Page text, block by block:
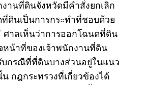
งานที่ดินจังหวัดมีคำสั่งยกเลิก
ดินเป็นการกระทำที่ชอบด้วย
ศาลเห็นว่าการออกโฉนดที่ดิน
หน้าที่ของเจ้าพนักงานที่ดิน
บกรณีที่ที่ดินบางส่วนอยู่ในแนว
กฎกระทรวงที่เกี่ยวข้องได้